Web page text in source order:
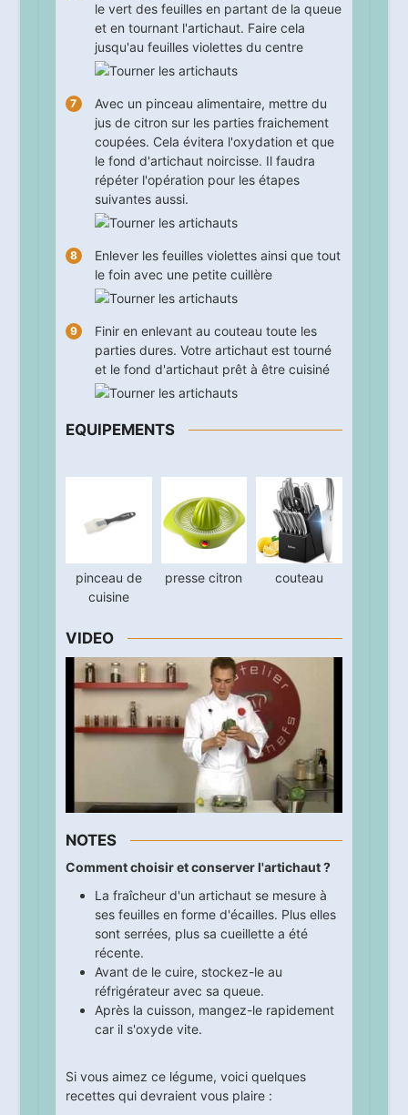
le vert des feuilles en partant de la queue
et en tournant l'artichaut. Faire cela
jusqu'au feuilles violettes du centre
Avec un pinceau alimentaire, mettre du
jus de citron sur les parties fraichement
coupées. Cela évitera l'oxydation et que
le fond d'artichaut noircisse. Il faudra
répéter l'opération pour les étapes
suivantes aussi.
Enlever les feuilles violettes ainsi que tout
le foin avec une petite cuillère
Finir en enlevant au couteau toute les
parties dures. Votre artichaut est tourné
et le fond d'artichaut prêt à être cuisiné
EQUIPEMENTS
pinceau de
cuisine
presse citron couteau
VIDEO
NOTES
Comment choisir et conserver l'artichaut ?
La fraîcheur d'un artichaut se mesure à
ses feuilles en forme d'écailles. Plus elles
sont serrées, plus sa cueillette a été
récente.
Avant de le cuire, stockez-le au
réfrigérateur avec sa queue.
Après la cuisson, mangez-le rapidement
car il s'oxyde vite.
Si vous aimez ce légume, voici quelques
recettes qui devraient vous plaire :